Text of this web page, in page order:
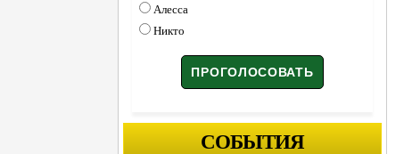
Алесса
Никто
СОБЫТИЯ